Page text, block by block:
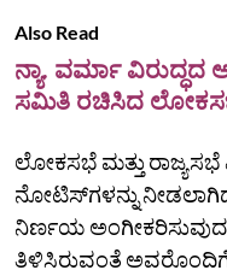
Also Read
ನ್ಯಾ. ವರ್ಮಾ
ಸಮಿತಿ ರಚಿಸಿದ
ಲೋಕಸಭೆ ಮತ್ತು ರಾಜ್ಯಸಭೆ
ನೋಟಿಸ್‌ಗಳನ್ನು
ನಿರ್ಣಯ
ತಿಳಿಸಿರುವಂತೆ